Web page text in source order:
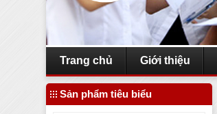
Trang chủ Giới thiệu
Sản phẩm tiêu biểu